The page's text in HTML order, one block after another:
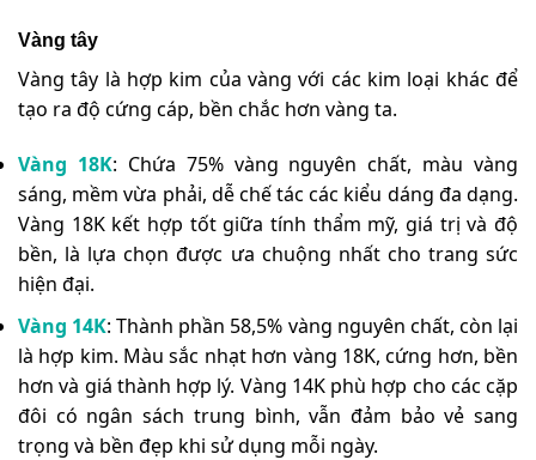
Vàng tây
Vàng tây là hợp kim của vàng với các kim loại khác để
tạo ra độ cứng cáp, bền chắc hơn vàng ta.
Vàng 18K: Chứa 75% vàng nguyên chất, màu vàng
sáng, mềm vừa phải, dễ chế tác các kiểu dáng đa dạng.
Vàng 18K kết hợp tốt giữa tính thẩm mỹ, giá trị và độ
bền, là lựa chọn được ưa chuộng nhất cho trang sức
hiện đại.
Vàng 14K: Thành phần 58,5% vàng nguyên chất, còn lại
là hợp kim. Màu sắc nhạt hơn vàng 18K, cứng hơn, bền
hơn và giá thành hợp lý. Vàng 14K phù hợp cho các cặp
đôi có ngân sách trung bình, vẫn đảm bảo vẻ sang
trọng và bền đẹp khi sử dụng mỗi ngày.